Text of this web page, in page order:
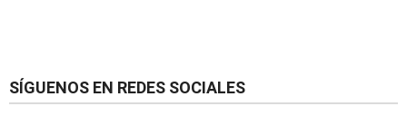
SÍGUENOS EN REDES SOCIALES